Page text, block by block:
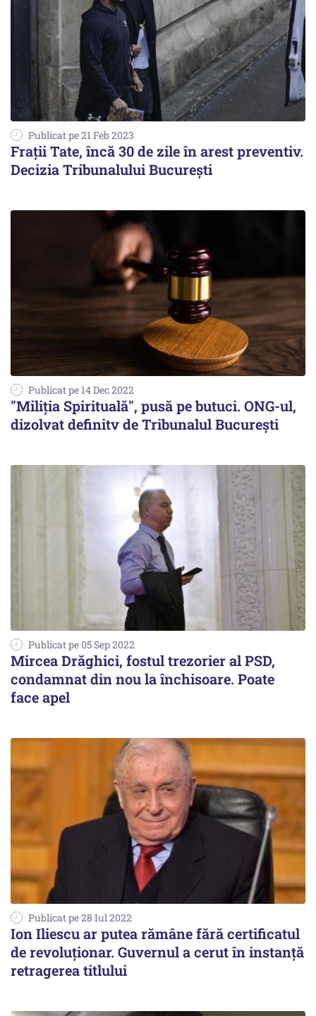
Publicat pe 21 Feb 2023
Frații Tate, încă 30 de zile în arest preventiv.
Decizia Tribunalului București
Publicat pe 14 Dec 2022
"Miliția Spirituală", pusă pe butuci. ONG-ul,
dizolvat definitv de Tribunalul București
Publicat pe 05 Sep 2022
Mircea Drăghici, fostul trezorier al PSD,
condamnat din nou la închisoare. Poate
face apel
Publicat pe 28 Iul 2022
Ion Iliescu ar putea rămâne fără certificatul
de revoluționar. Guvernul a cerut în instanță
retragerea titlului